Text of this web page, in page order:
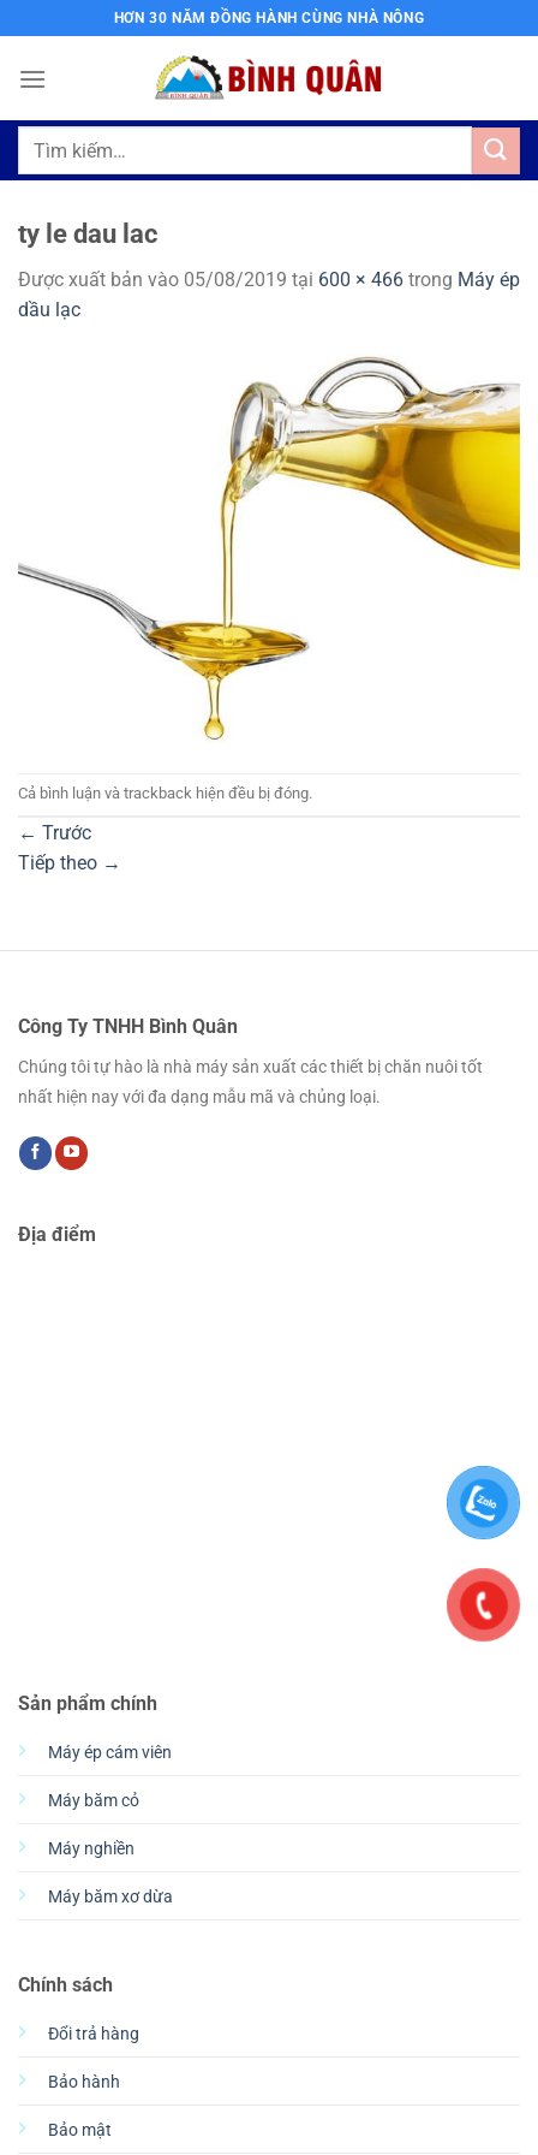
qua
nội
HƠN 30 NĂM ĐỒNG HÀNH CÙNG NHÀ NÔNG
Tìm
ty le dau lac
Được xuất bản vào 05/08/2019 tại 600 × 466 trong Máy ép
dầu lạc
Cả bình luận và trackback hiện đều bị đóng.
← Trước
Tiếp theo →
Công Ty TNHH Bình Quân
Chúng tôi tự hào là nhà máy sản xuất các thiết bị chăn nuôi tốt
nhất hiện nay với đa dạng mẫu mã và chủng loại.
Sản phẩm chính
Máy ép cám viên
Máy băm cỏ
Máy nghiền
Máy băm xơ dừa
Chính sách
Đổi trả hàng
Bảo hành
Bảo mật
Địa điểm